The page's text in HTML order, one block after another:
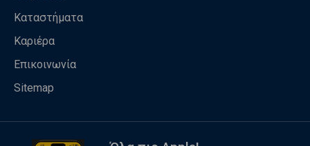
Καταστήματα
Καριέρα
Επικοινωνία
Sitemap